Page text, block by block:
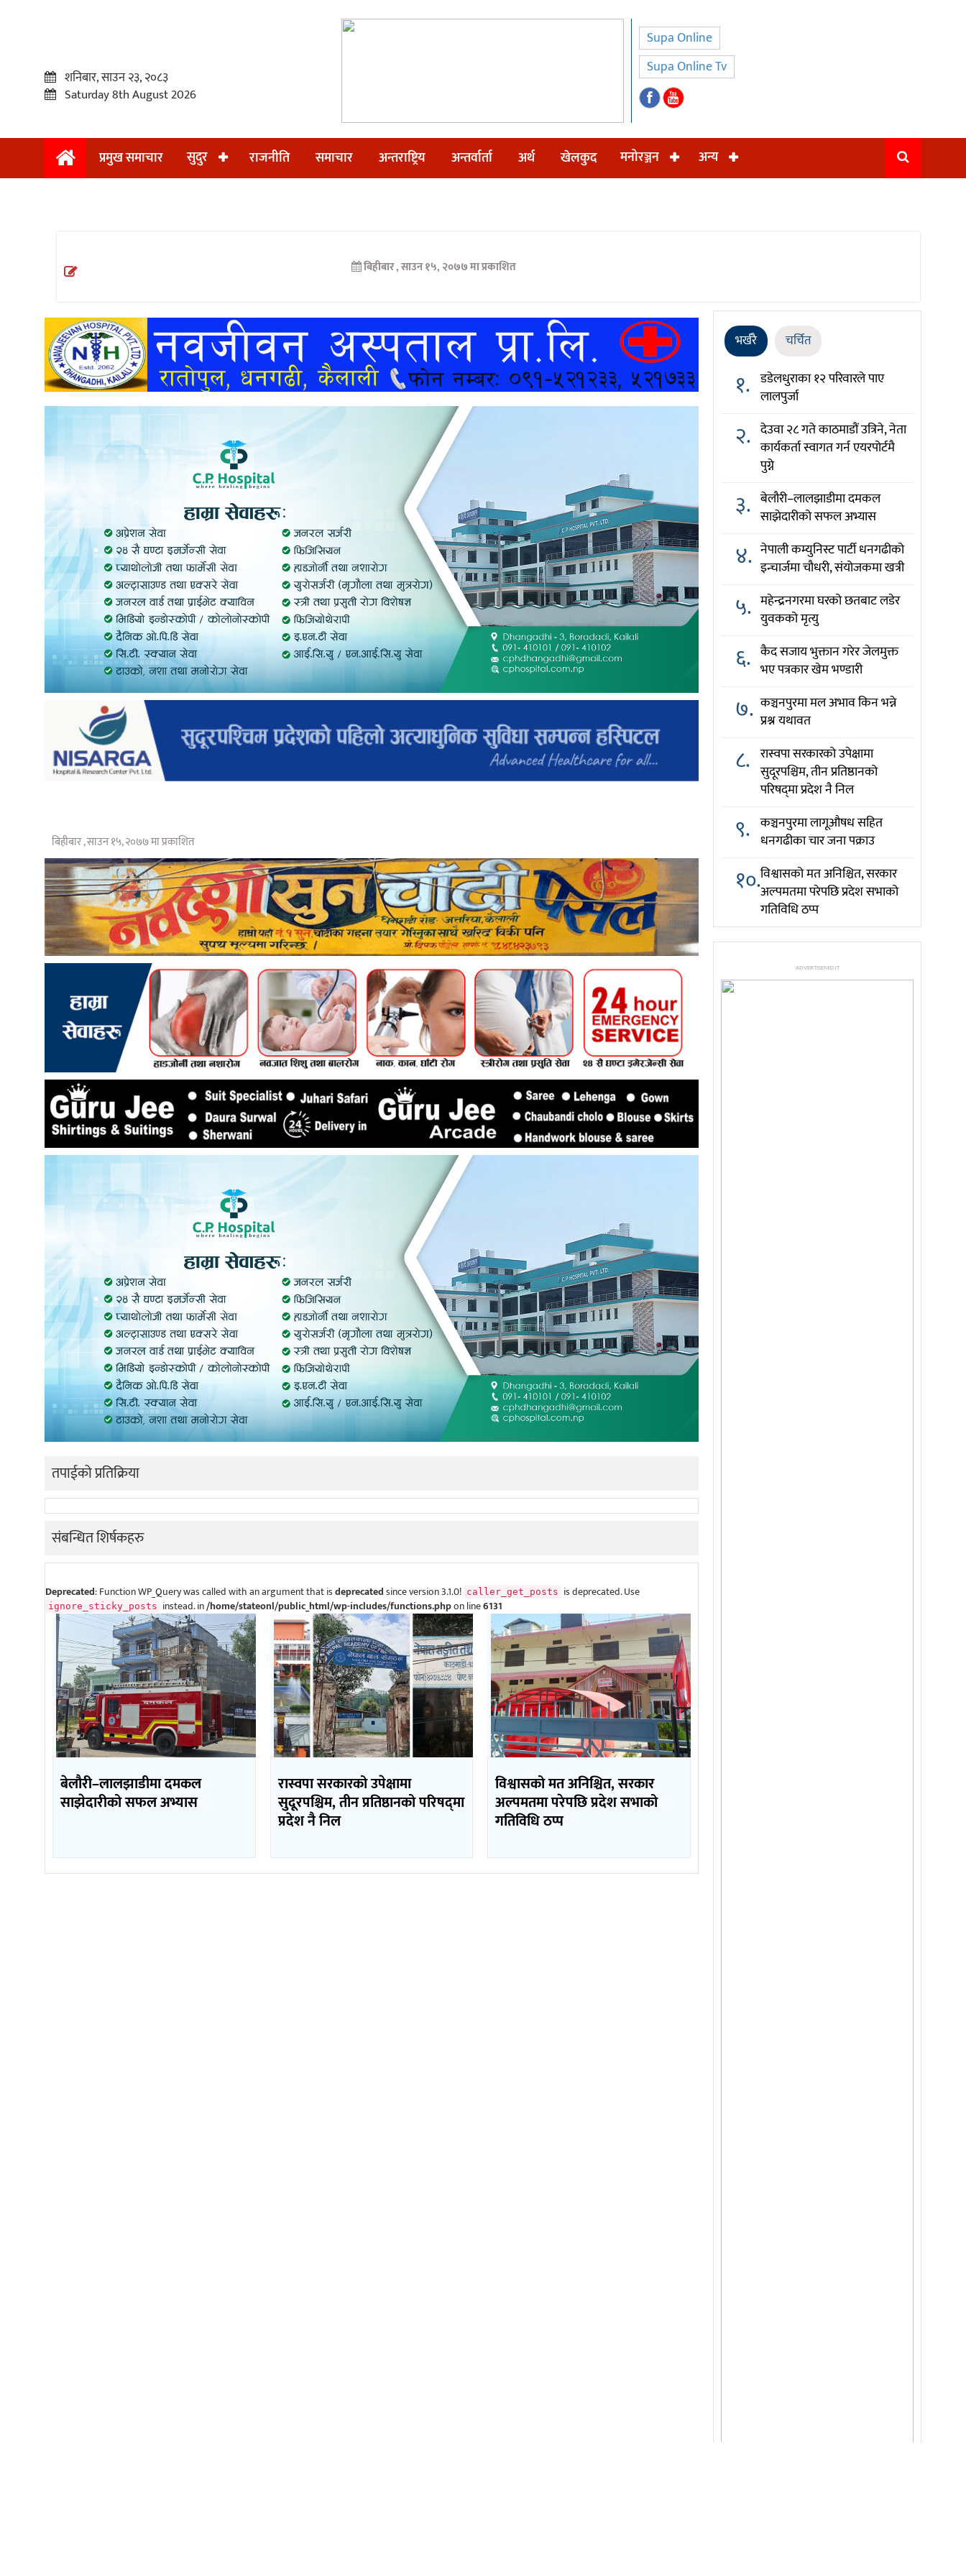
प्रमुख
अन्तराष्ट्रिय
अन्तर्वार्ता
खेलकुद
शनिबार, साउन २३, २०८३
Saturday 8th August 2026
Supa Online
Supa Online Tv
प्रमुख समाचार सुदुर राजनीति समाचार अन्तराष्ट्रिय अन्तर्वार्ता अर्थ खेलकुद मनोरञ्जन अन्य
बिहीबार , साउन १५, २०७७ मा प्रकाशित
बिहीबार , साउन १५, २०७७ मा प्रकाशित
तपाईको प्रतिक्रिया
संबन्धित शिर्षकहरु
Deprecated: Function WP_Query was called with an argument that isdeprecatedsince version 3.1.0! caller_get_posts is deprecated. Use
ignore_sticky_posts instead. in/home/stateonl/public_html/wp-includes/functions.phpon line6131
बेलौरी–लालझाडीमा दमकल
साझेदारीको सफल अभ्यास
रास्वपा सरकारको उपेक्षामा
सुदूरपश्चिम, तीन प्रतिष्ठानको परिषद्‌मा
प्रदेश नै निल
विश्वासको मत अनिश्चित, सरकार
अल्पमतमा परेपछि प्रदेश सभाको
गतिविधि ठप्प
भर्खरै चर्चित
१. डडेलधुराका १२ परिवारले पाए
लालपुर्जा
२. देउवा २८ गते काठमाडौं उत्रिने, नेता
कार्यकर्ता स्वागत गर्न एयरपोर्टमै
पुग्ने
३. बेलौरी–लालझाडीमा दमकल
साझेदारीको सफल अभ्यास
४. नेपाली कम्युनिस्ट पार्टी धनगढीको
इन्चार्जमा चौधरी, संयोजकमा खत्री
५. महेन्द्रनगरमा घरको छतबाट लडेर
युवकको मृत्यु
६. कैद सजाय भुक्तान गरेर जेलमुक्त
भए पत्रकार खेम भण्डारी
७. कञ्चनपुरमा मल अभाव किन भन्ने
प्रश्न यथावत
८. रास्वपा सरकारको उपेक्षामा
सुदूरपश्चिम, तीन प्रतिष्ठानको
परिषद्‌मा प्रदेश नै निल
९. कञ्चनपुरमा लागूऔषध सहित
धनगढीका चार जना पक्राउ
१०.विश्वासको मत अनिश्चित, सरकार
अल्पमतमा परेपछि प्रदेश सभाको
गतिविधि ठप्प
ADVERTISEMENT